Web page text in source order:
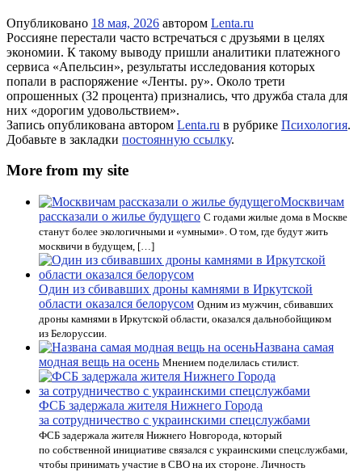
Опубликовано 18 мая, 2026 автором Lenta.ru
Россияне перестали часто встречаться с друзьями в целях
экономии. К такому выводу пришли аналитики платежного
сервиса «Апельсин», результаты исследования которых
попали в распоряжение «Ленты. ру». Около трети
опрошенных (32 процента) признались, что дружба стала для
них «дорогим удовольствием».
Запись опубликована автором Lenta.ru в рубрике Психология.
Добавьте в закладки постоянную ссылку.
More from my site
Москвичам
рассказали о жилье будущего С годами жилые дома в Москве
станут более экологичными и «умными». О том, где будут жить
москвичи в будущем, […]
Один из сбивавших дроны камнями в Иркутской
области оказался белорусом Одним из мужчин, сбивавших
дроны камнями в Иркутской области, оказался дальнобойщиком
из Белоруссии.
Названа самая
модная вещь на осень Мнением поделилась стилист.
ФСБ задержала жителя Нижнего Города
за сотрудничество с украинскими спецслужбами
ФСБ задержала жителя Нижнего Новгорода, который
по собственной инициативе связался с украинскими спецслужбами,
чтобы принимать участие в СВО на их стороне. Личность